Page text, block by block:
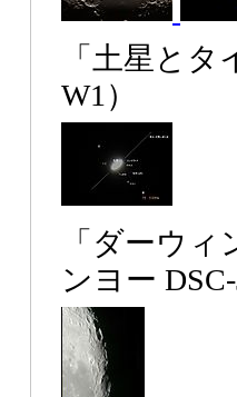
「土星とタ
W1）
「ダーウ
ンヨー